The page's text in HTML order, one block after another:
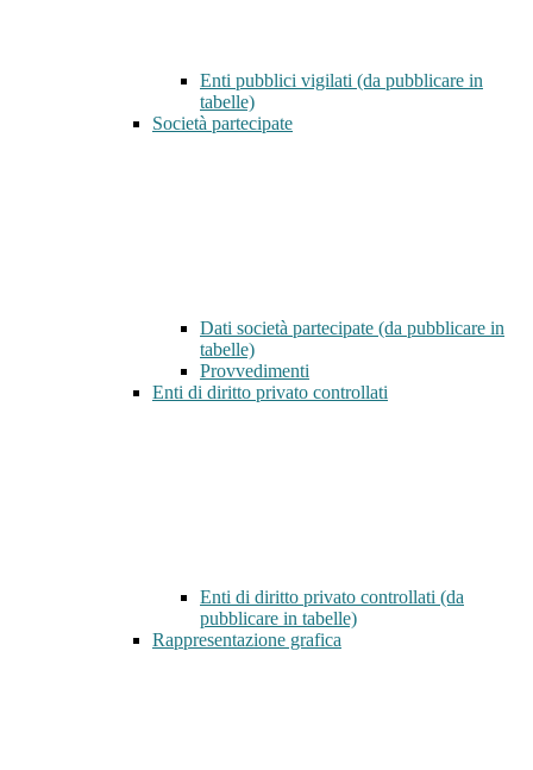
Enti pubblici vigilati (da pubblicare in
tabelle)
Società partecipate
Dati società partecipate (da pubblicare in
tabelle)
Provvedimenti
Enti di diritto privato controllati
Enti di diritto privato controllati (da
pubblicare in tabelle)
Rappresentazione grafica